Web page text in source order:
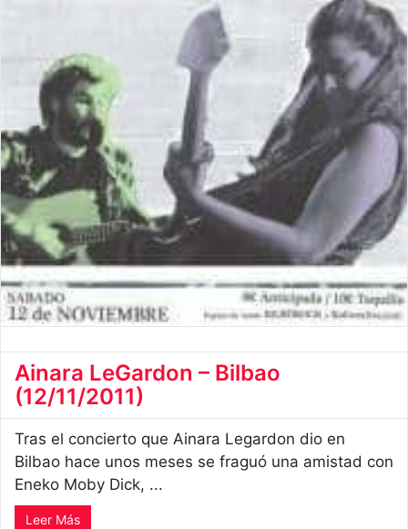
Ainara LeGardon – Bilbao
(12/11/2011)
Tras el concierto que Ainara Legardon dio en
Bilbao hace unos meses se fraguó una amistad con
Eneko Moby Dick, ...
Leer Más